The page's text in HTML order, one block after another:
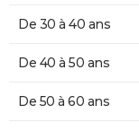
De 30 à 40 ans
De 40 à 50 ans
De 50 à 60 ans